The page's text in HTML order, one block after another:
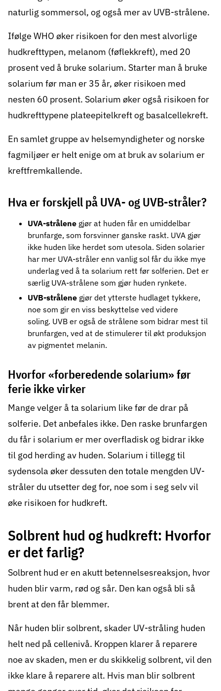
naturlig sommersol, og også mer av UVB-strålene.
Ifølge WHO øker risikoen for den mest alvorlige
hudkrefttypen, melanom (føflekkreft), med 20
prosent ved å bruke solarium. Starter man å bruke
solarium før man er 35 år, øker risikoen med
nesten 60 prosent. Solarium øker også risikoen for
hudkrefttypene plateepitelkreft og basalcellekreft.
En samlet gruppe av helsemyndigheter og norske
fagmiljøer er helt enige om at bruk av solarium er
kreftfremkallende.
Hva er forskjell på UVA- og UVB-stråler?
UVA-strålene gjør at huden får en umiddelbar
brunfarge, som forsvinner ganske raskt. UVA gjør
ikke huden like herdet som utesola. Siden solarier
har mer UVA-stråler enn vanlig sol får du ikke mye
underlag ved å ta solarium rett før solferien. Det er
særlig UVA-strålene som gjør huden rynkete.
UVB-strålene gjør det ytterste hudlaget tykkere,
noe som gir en viss beskyttelse ved videre
soling. UVB er også de strålene som bidrar mest til
brunfargen, ved at de stimulerer til økt produksjon
av pigmentet melanin.
Hvorfor «forberedende solarium» før
ferie ikke virker
Mange velger å ta solarium like før de drar på
solferie. Det anbefales ikke. Den raske brunfargen
du får i solarium er mer overfladisk og bidrar ikke
til god herding av huden. Solarium i tillegg til
sydensola øker dessuten den totale mengden UV-
stråler du utsetter deg for, noe som i seg selv vil
øke risikoen for hudkreft.
Solbrent hud og hudkreft: Hvorfor
er det farlig?
Solbrent hud er en akutt betennelsesreaksjon, hvor
huden blir varm, rød og sår. Den kan også bli så
brent at den får blemmer.
Når huden blir solbrent, skader UV-stråling huden
helt ned på cellenivå. Kroppen klarer å reparere
noe av skaden, men er du skikkelig solbrent, vil den
ikke klare å reparere alt. Hvis man blir solbrent